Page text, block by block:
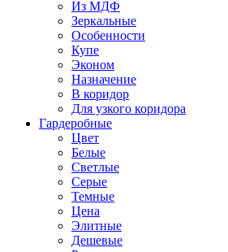
Из МДФ
Зеркальные
Особенности
Купе
Эконом
Назначение
В коридор
Для узкого коридора
Гардеробные
Цвет
Белые
Светлые
Серые
Темные
Цена
Элитные
Дешевые